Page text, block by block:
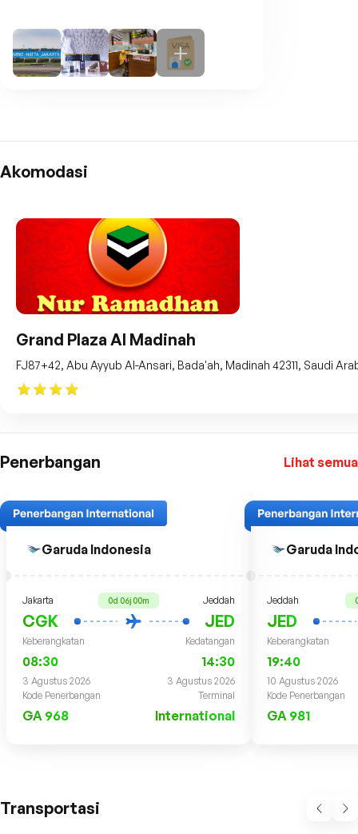
Akomodasi
Grand Plaza Al Madinah
FJ87+42, Abu Ayyub Al-Ansari, Bada'ah, Madinah 42311, Saudi
Penerbangan Lihat semua
Garuda Indonesia
Jakarta 0d 06j 00m Jeddah
CGK JED
Keberangkatan Kedatangan
08:30 14:30
3 Agustus 2026
3 Agustus 2026
Kode Penerbangan
Terminal
GA 968 International
Garuda
Jeddah
JED
Keberangkatan
19:40
10 Agustus 2026
Kode Penerbangan
GA 981
Transportasi